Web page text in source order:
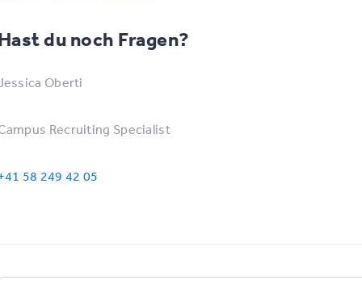
du noch Fragen?
Oberti
Recruiting Specialist
58 249 42 05